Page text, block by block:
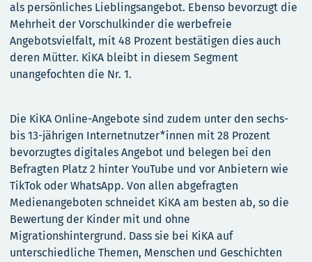
als persönliches Lieblingsangebot. Ebenso bevorzugt die
Mehrheit der Vorschulkinder die werbefreie
Angebotsvielfalt, mit 48 Prozent bestätigen dies auch
deren Mütter. KiKA bleibt in diesem Segment
unangefochten die Nr. 1.
Die KiKA Online-Angebote sind zudem unter den sechs-
bis 13-jährigen Internetnutzer*innen mit 28 Prozent
bevorzugtes digitales Angebot und belegen bei den
Befragten Platz 2 hinter YouTube und vor Anbietern wie
TikTok oder WhatsApp. Von allen abgefragten
Medienangeboten schneidet KiKA am besten ab, so die
Bewertung der Kinder mit und ohne
Migrationshintergrund. Dass sie bei KiKA auf
unterschiedliche Themen, Menschen und Geschichten